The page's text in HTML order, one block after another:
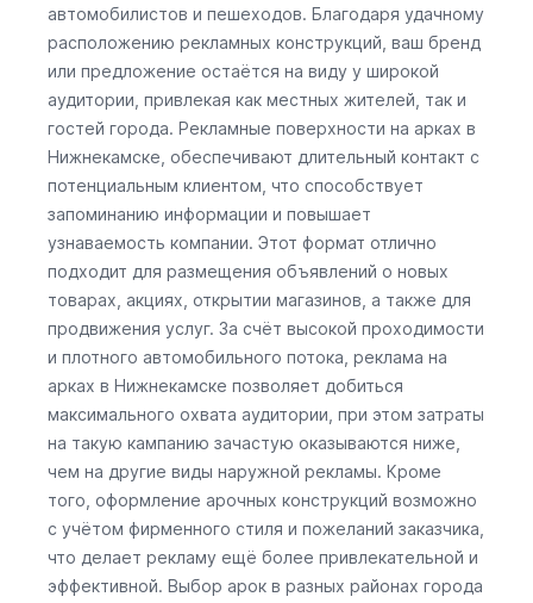
автомобилистов и пешеходов. Благодаря удачному
расположению рекламных конструкций, ваш бренд
или предложение остаётся на виду у широкой
аудитории, привлекая как местных жителей, так и
гостей города. Рекламные поверхности на арках в
Нижнекамске, обеспечивают длительный контакт с
потенциальным клиентом, что способствует
запоминанию информации и повышает
узнаваемость компании. Этот формат отлично
подходит для размещения объявлений о новых
товарах, акциях, открытии магазинов, а также для
продвижения услуг. За счёт высокой проходимости
и плотного автомобильного потока, реклама на
арках в Нижнекамске позволяет добиться
максимального охвата аудитории, при этом затраты
на такую кампанию зачастую оказываются ниже,
чем на другие виды наружной рекламы. Кроме
того, оформление арочных конструкций возможно
с учётом фирменного стиля и пожеланий заказчика,
что делает рекламу ещё более привлекательной и
эффективной. Выбор арок в разных районах города